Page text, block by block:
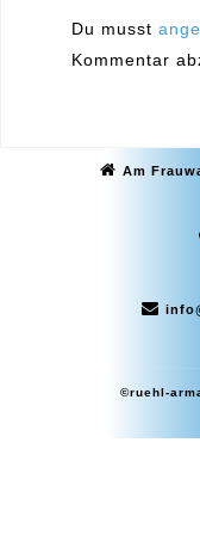
Du musst
Kommentar
Am
©ruehl-